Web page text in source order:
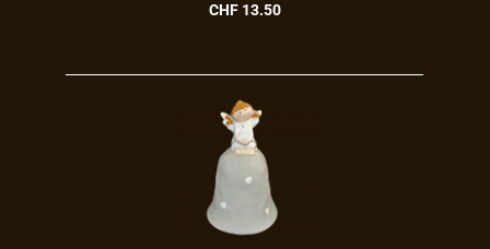
CHF 13.50